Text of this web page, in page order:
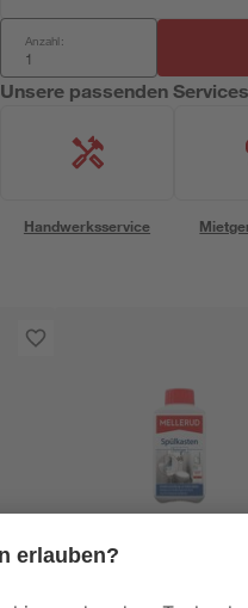
Anzahl:
Unsere passenden Services
Handwerksservice